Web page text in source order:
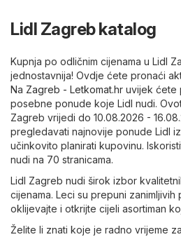
Lidl Zagreb katalog
Kupnja po odličnim cijenama u Lidl
jednostavnija! Ovdje ćete pronaći
Na Zagreb - Letkomat.hr uvijek ćete
posebne ponude koje Lidl nudi.
Zagreb vrijedi do 10.08.2026 -
pregledavati najnovije ponude Lidl
učinkovito planirati kupovinu.
nudi na 70 stranicama.
Lidl Zagreb nudi širok izbor
cijenama. Leci su prepuni
oklijevajte i otkrijte cijeli asortiman
Želite li znati koje je radno vrijeme